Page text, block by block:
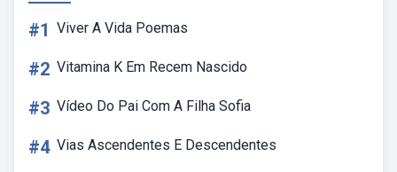
#1 Viver A Vida Poemas
#2 Vitamina K Em Recem Nascido
#3 Vídeo Do Pai Com A Filha Sofia
#4 Vias Ascendentes E Descendentes